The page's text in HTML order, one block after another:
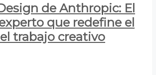
de Anthropic: El
que redefine el
trabajo creativo